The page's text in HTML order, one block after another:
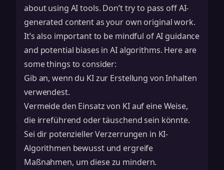
about using AI tools. Don’t try to pass off AI-
generated content as your own original work.
It’s also important to be mindful ofAI guidance
and potential biases in AI algorithms. Here are
some things to consider:
Gib an, wenn du KI zur Erstellung von Inhalten
verwendest.
Vermeide den Einsatz von KI auf eine Weise,
die irreführend oder täuschend sein könnte.
Sei dir potenzieller Verzerrungen in KI-
Algorithmen bewusst und ergreife
Maßnahmen, um diese zu mindern.